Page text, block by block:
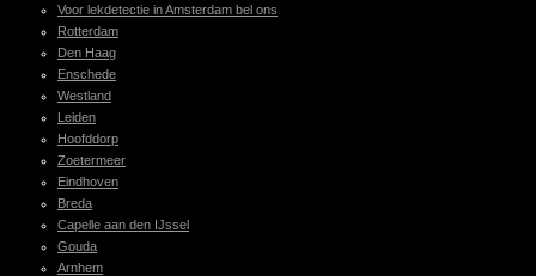
Voor lekdetectie in Amsterdam bel ons
Rotterdam
Den Haag
Enschede
Westland
Leiden
Hoofddorp
Zoetermeer
Eindhoven
Breda
Capelle aan den IJssel
Gouda
Arnhem